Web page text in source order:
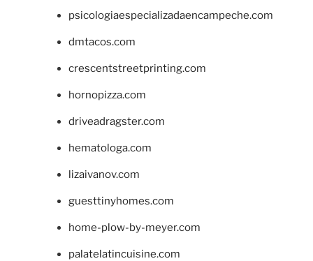
psicologiaespecializadaencampeche.com
dmtacos.com
crescentstreetprinting.com
hornopizza.com
driveadragster.com
hematologa.com
lizaivanov.com
guesttinyhomes.com
home-plow-by-meyer.com
palatelatincuisine.com